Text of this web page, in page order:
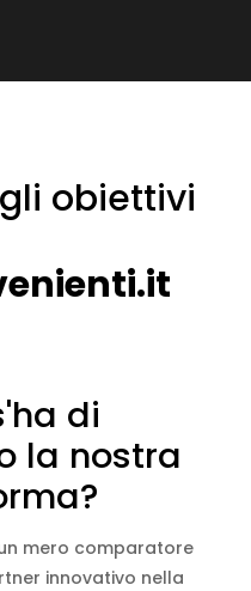
obiettivi
di
la nostra
mero comparatore
innovativo nella